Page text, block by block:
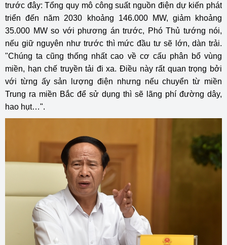
trước đây: Tổng quy mô công suất nguồn điện dự kiến phát
triển đến năm 2030 khoảng 146.000 MW, giảm khoảng
35.000 MW so với phương án trước, Phó Thủ tướng nói,
nếu giữ nguyên như trước thì mức đầu tư sẽ lớn, dàn trải.
"Chúng ta cũng thống nhất cao về cơ cấu phân bổ vùng
miền, hạn chế truyền tải đi xa. Điều này rất quan trọng bởi
với từng ấy sản lượng điện nhưng nếu chuyển từ miền
Trung ra miền Bắc để sử dụng thì sẽ lãng phí đường dây,
hao hụt…".